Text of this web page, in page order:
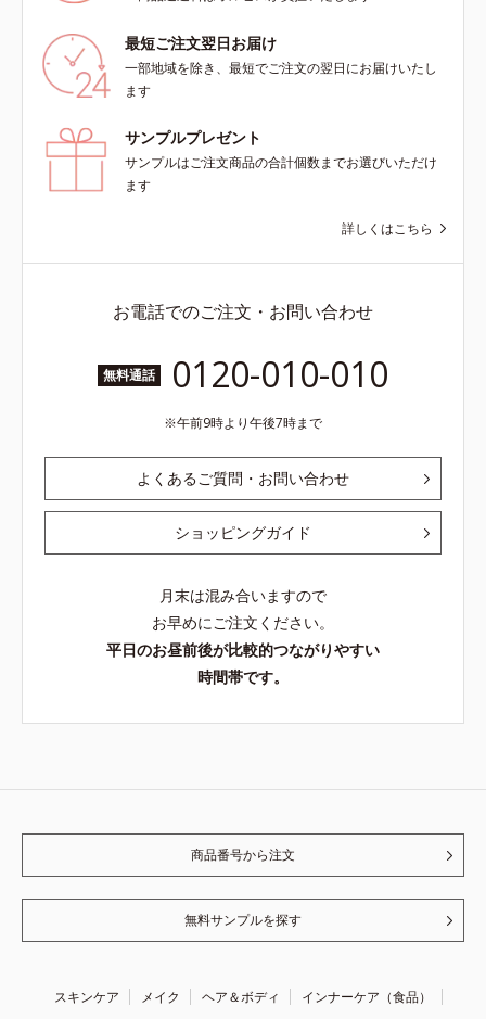
最短ご注文翌日お届け
一部地域を除き、最短でご注文の翌日にお届けいたし
ます
サンプルプレゼント
サンプルはご注文商品の合計個数までお選びいただけ
ます
詳しくはこちら
お電話でのご注文・お問い合わせ
無料通話 0120-010-010
午前9時より午後7時まで
よくあるご質問・お問い合わせ
ショッピングガイド
月末は混み合いますので
お早めにご注文ください。
平日のお昼前後が比較的つながりやすい
時間帯です。
商品番号から注文
無料サンプルを探す
スキンケア メイク ヘア＆ボディ
インナーケア（食品）